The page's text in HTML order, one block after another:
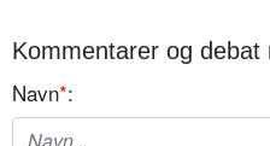
Kommentarer og
Navn*: